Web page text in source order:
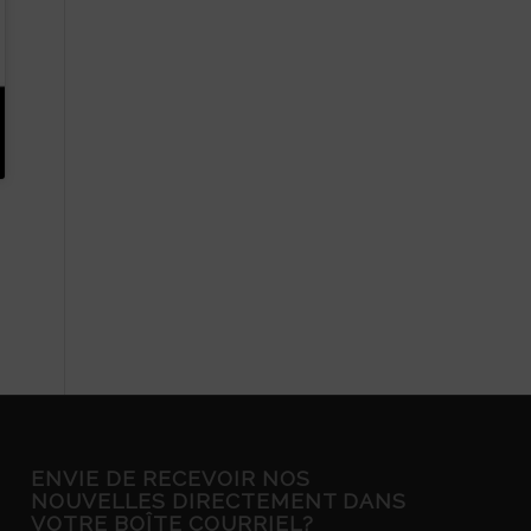
ENVIE DE RECEVOIR NOS
NOUVELLES DIRECTEMENT DANS
VOTRE BOÎTE COURRIEL?